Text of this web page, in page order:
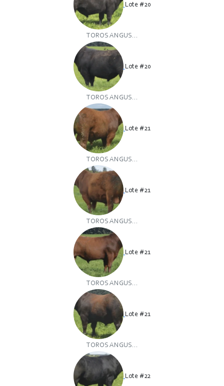
Lote #20
TOROS ANGUS...
Lote #20
TOROS ANGUS...
Lote #21
TOROS ANGUS...
Lote #21
TOROS ANGUS...
Lote #21
TOROS ANGUS...
Lote #21
TOROS ANGUS...
Lote #22